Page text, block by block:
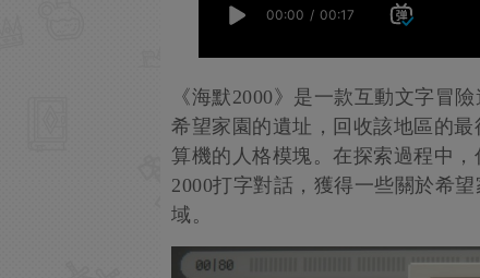
《海默2000》是一款互動文字冒
希望家園的遺址，回收該地區的
算機的人格模塊。在探索過程中
2000打字對話，獲得一些關於希
域。